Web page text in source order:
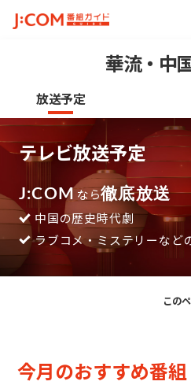
華流・中
放送予定
テレビ放送予定
J:COM なら徹底放送
中国の歴史時代劇
ラブコメ・ミステリーなど
この
今月のおすすめ番組